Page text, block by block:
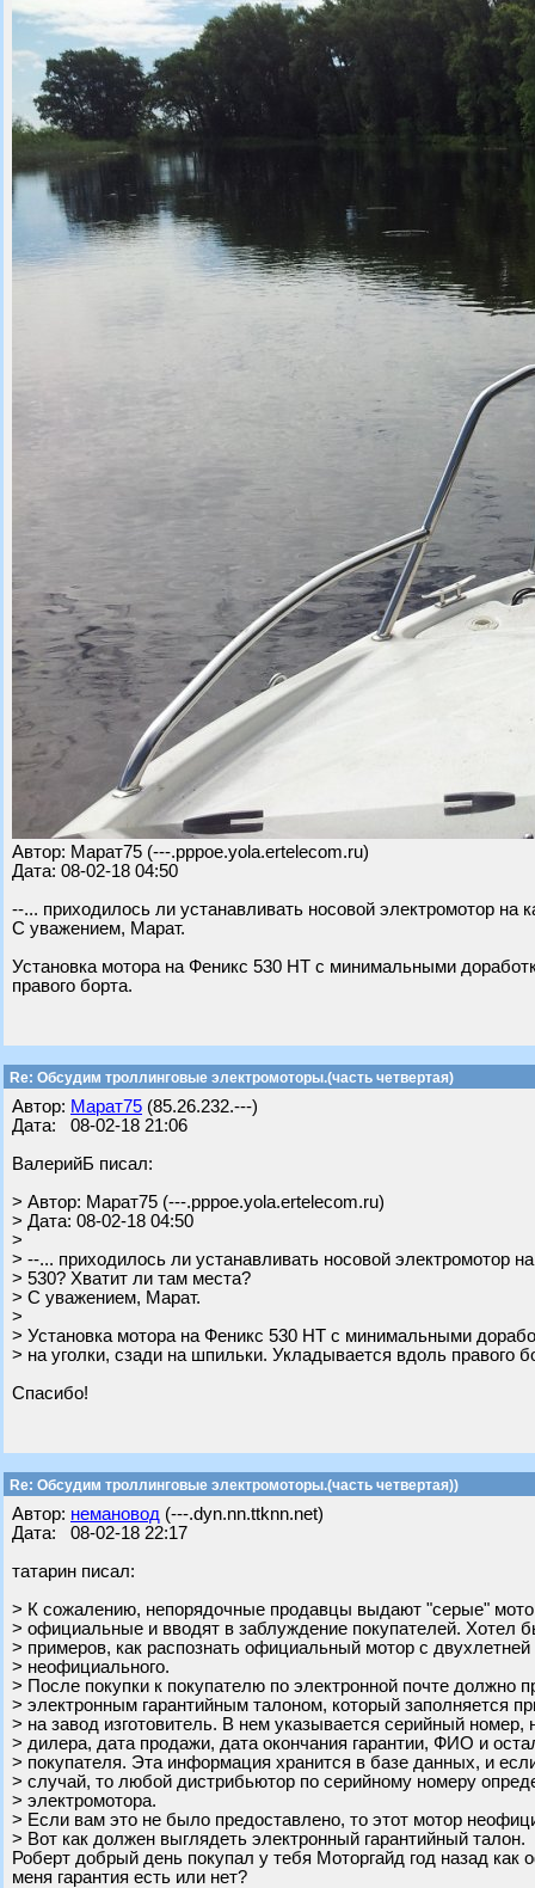
Автор: Марат75 (---.pppoe.yola.ertelecom.ru)
Дата: 08-02-18 04:50
--... приходилось ли устанавливать носовой электромотор на
С уважением, Марат.
Установка мотора на Феникс 530 НТ с минимальными
правого борта.
Re: Обсудим троллинговые электромоторы.(часть четвертая)
Автор: Марат75 (85.26.232.---)
Дата: 08-02-18 21:06
ВалерийБ писал:
> Автор: Марат75 (---.pppoe.yola.ertelecom.ru)
> Дата: 08-02-18 04:50
>
> --... приходилось ли устанавливать носовой электромотор
> 530? Хватит ли там места?
> С уважением, Марат.
>
> Установка мотора на Феникс 530 НТ с минимальными
> на уголки, сзади на шпильки. Укладывается вдоль правого
Спасибо!
Re: Обсудим троллинговые электромоторы.(часть четвертая))
Автор: немановод (---.dyn.nn.ttknn.net)
Дата: 08-02-18 22:17
татарин писал:
> К сожалению, непорядочные продавцы выдают "серые"
> официальные и вводят в заблуждение покупателей. Хотел
> примеров, как распознать официальный мотор с двухлетней
> неофициального.
> После покупки к покупателю по электронной почте должно
> электронным гарантийным талоном, который заполняется
> на завод изготовитель. В нем указывается серийный
> дилера, дата продажи, дата окончания гарантии, ФИО и
> покупателя. Эта информация хранится в базе данных, и
> случай, то любой дистрибьютор по серийному номеру
> электромотора.
> Если вам это не было предоставлено, то этот мотор
> Вот как должен выглядеть электронный гарантийный талон.
Роберт добрый день покупал у тебя Моторгайд год назад
меня гарантия есть или нет?